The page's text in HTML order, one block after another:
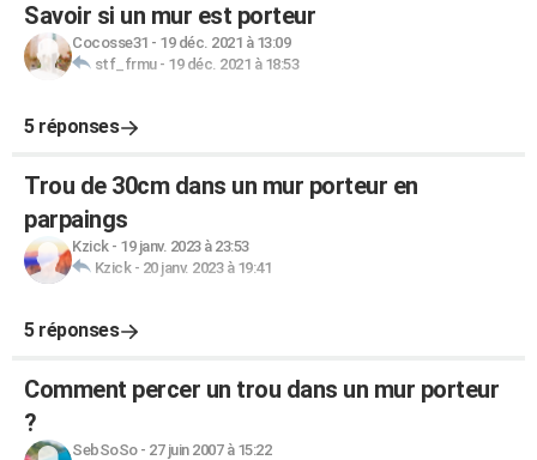
Savoir si un mur est porteur
Cocosse31 - 19 déc. 2021 à 13:09
stf_frmu- 19 déc. 2021 à 18:53
5 réponses
Trou de 30cm dans un mur porteur en
parpaings
Kzick- 19 janv. 2023 à 23:53
Kzick- 20 janv. 2023 à 19:41
5 réponses
Comment percer un trou dans un mur porteur
?
SebSoSo- 27 juin 2007 à 15:22